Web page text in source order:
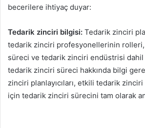
becerilere ihtiyaç duyar:
Tedarik zinciri bilgisi: Tedarik zinciri
tedarik zinciri profesyonellerinin
süreci ve tedarik zinciri endüstrisi dahil
tedarik zinciri süreci hakkında bilgi
zinciri planlayıcıları, etkili tedarik
için tedarik zinciri sürecini tam olarak